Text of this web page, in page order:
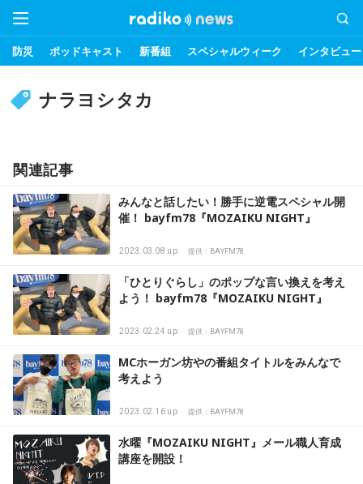
防災 ポッドキャスト 新番組 スペシャルウィーク インタビュー
ナラヨシタカ
関連記事
みんなと話したい！勝手に逆電スペシャル開
催！ bayfm78『MOZAIKU NIGHT』
2023.03.08 up 提供：BAYFM78
「ひとりぐらし」のポップな言い換えを考え
よう！ bayfm78『MOZAIKU NIGHT』
2023.02.24 up 提供：BAYFM78
MCホーガン坊やの番組タイトルをみんなで
考えよう
2023.02.16 up 提供：BAYFM78
水曜『MOZAIKU NIGHT』メール職人育成
講座を開設！